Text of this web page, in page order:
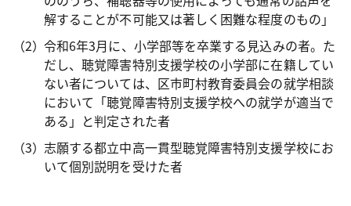
解することが不可能又は著しく困難な程度のもの」
令和6年3月に、小学部等を卒業する見込みの者。た
だし、聴覚障害特別支援学校の小学部に在籍してい
ない者については、区市町村教育委員会の就学相談
において「聴覚障害特別支援学校への就学が適当で
ある」と判定された者
志願する都立中高一貫型聴覚障害特別支援学校にお
いて個別説明を受けた者